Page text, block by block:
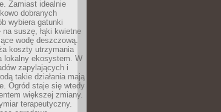
Zamiast idealnie
dobranych
wybiera gatunki
suszę, łąki kwietne
wodę deszczową.
koszty utrzymania
lokalny ekosystem. W
zapylających i
takie działania mają
Ogród staje się wtedy
większej zmiany.
terapeutyczny.